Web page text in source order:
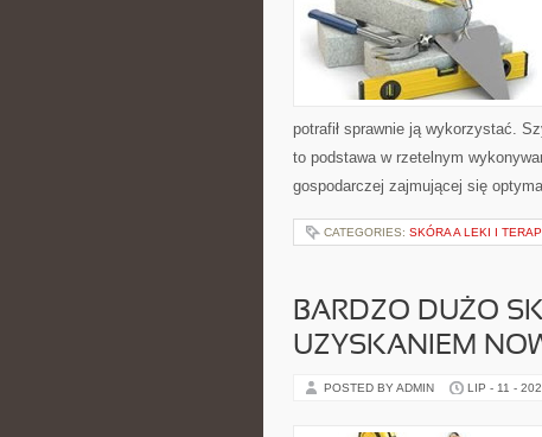
potrafił sprawnie ją wykorzystać.
to podstawa w rzetelnym
gospodarczej zajmującej się
CATEGORIES: SKÓRA A LEKI I
BARDZO DUŻO
UZYSKANIEM
POSTED BY ADMIN LIP - 11 -